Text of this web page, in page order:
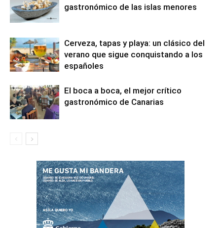
gastronómico de las islas menores
Cerveza, tapas y playa: un clásico del
verano que sigue conquistando a los
españoles
El boca a boca, el mejor crítico
gastronómico de Canarias